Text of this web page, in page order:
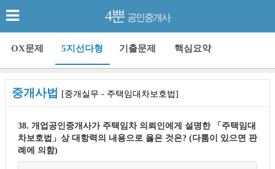
4뿐 공인중개사
OX문제 5지선다형 기출문제 핵심요약
중개사법 [중개실무 - 주택임대차보호법]
38. 개업공인중개사가 주택임차 의뢰인에게 설명한 「주택임대
차보호법」상 대항력의 내용으로 옳은 것은? (다툼이 있으면 판
례에 의함)